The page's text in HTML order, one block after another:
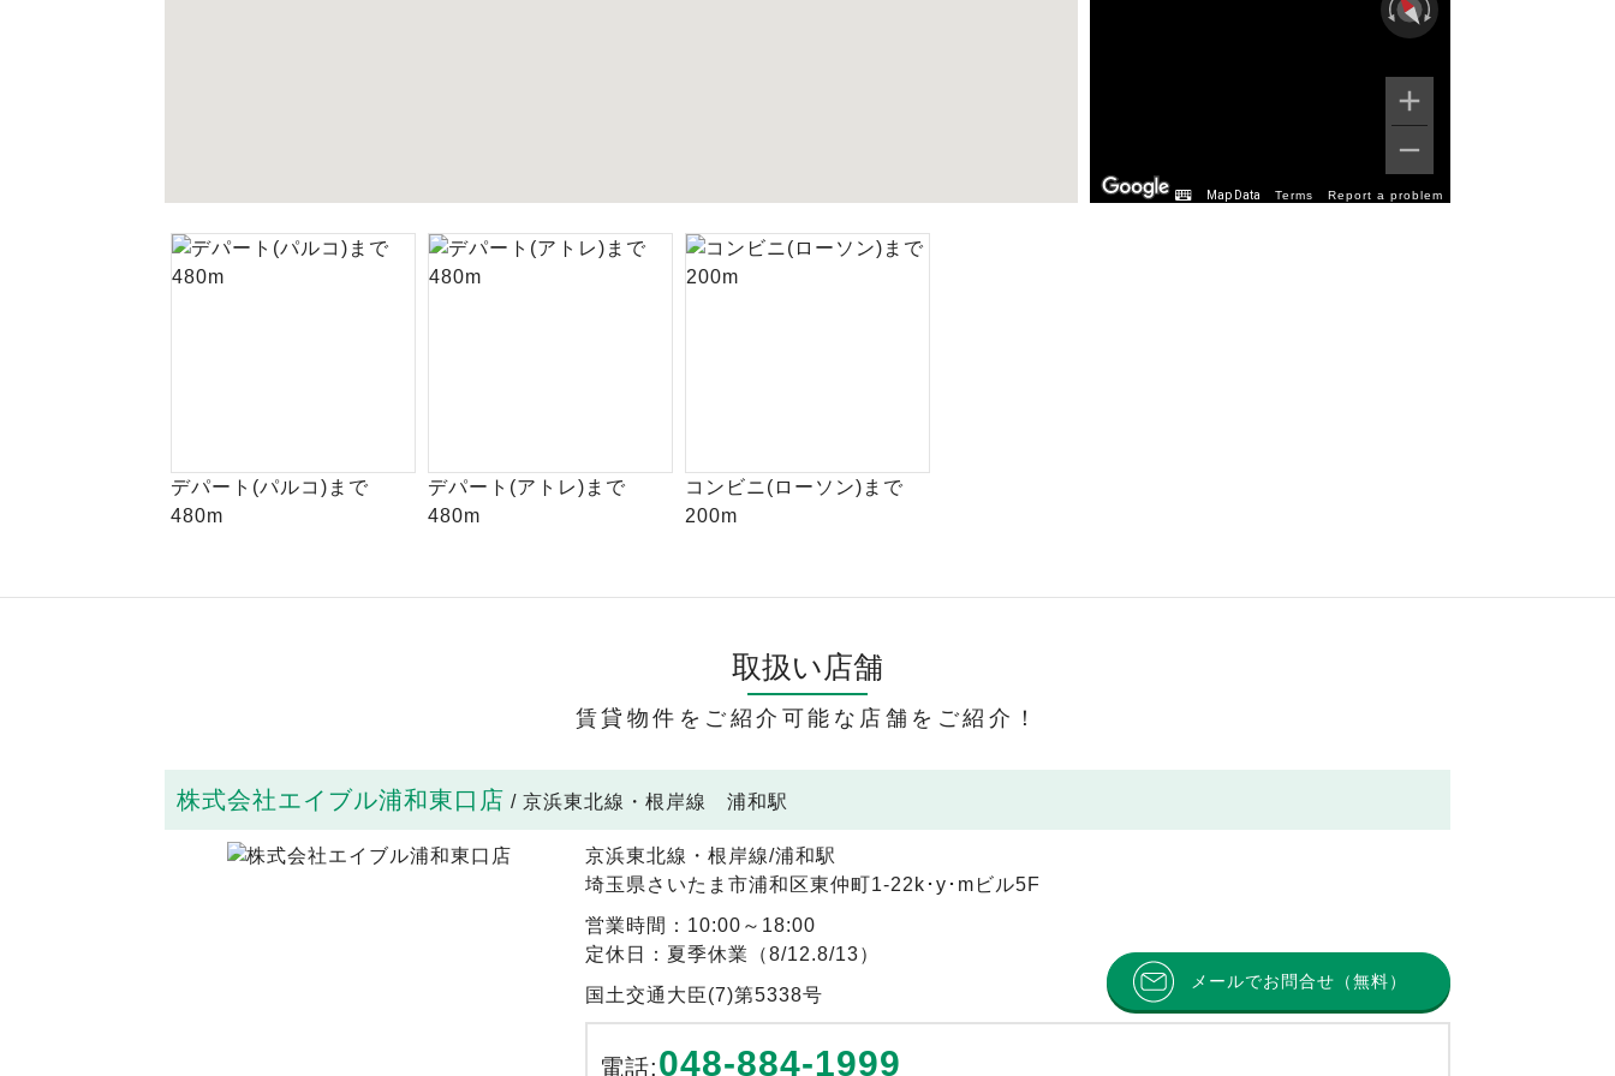
Map Data Terms Report a problem
デパート(パルコ)まで
480m
デパート(アトレ)まで
480m
コンビニ(ローソン)まで
200m
取扱い店舗
賃貸物件をご紹介可能な店舗をご紹介！
株式会社エイブル浦和東口店 / 京浜東北線・根岸線 浦和駅
京浜東北線・根岸線/浦和駅
埼玉県さいたま市浦和区東仲町1-22k･y･mビル5F
営業時間：10:00～18:00
定休日：夏季休業（8/12.8/13）
国土交通大臣(7)第5338号
メールでお問合せ（無料）
電話:048-884-1999